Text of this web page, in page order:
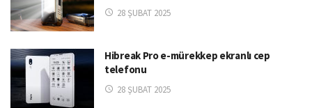
28 ŞUBAT 2025
Hibreak Pro e-mürekkep ekranlı cep
telefonu
28 ŞUBAT 2025